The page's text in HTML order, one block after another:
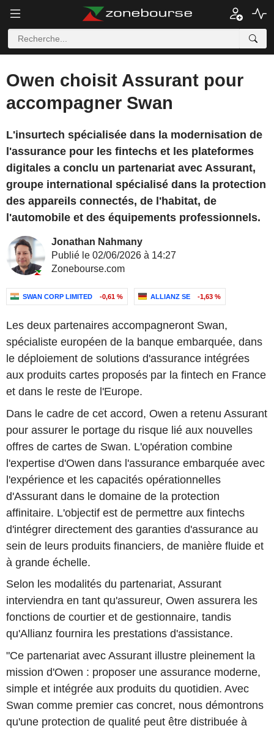
Owen choisit Assurant pour
accompagner Swan
L'insurtech spécialisée dans la modernisation de
l'assurance pour les fintechs et les plateformes
digitales a conclu un partenariat avec Assurant,
groupe international spécialisé dans la protection
des appareils connectés, de l'habitat, de
l'automobile et des équipements professionnels.
Jonathan Nahmany
Publié le 02/06/2026 à 14:27
Zonebourse.com
SWAN CORP LIMITED -0,61 % ALLIANZ SE -1,63 %
Les deux partenaires accompagneront Swan,
spécialiste européen de la banque embarquée, dans
le déploiement de solutions d'assurance intégrées
aux produits cartes proposés par la fintech en France
et dans le reste de l'Europe.
Dans le cadre de cet accord, Owen a retenu Assurant
pour assurer le portage du risque lié aux nouvelles
offres de cartes de Swan. L'opération combine
l'expertise d'Owen dans l'assurance embarquée avec
l'expérience et les capacités opérationnelles
d'Assurant dans le domaine de la protection
affinitaire. L'objectif est de permettre aux fintechs
d'intégrer directement des garanties d'assurance au
sein de leurs produits financiers, de manière fluide et
à grande échelle.
Selon les modalités du partenariat, Assurant
interviendra en tant qu'assureur, Owen assurera les
fonctions de courtier et de gestionnaire, tandis
qu'Allianz fournira les prestations d'assistance.
"Ce partenariat avec Assurant illustre pleinement la
mission d'Owen : proposer une assurance moderne,
simple et intégrée aux produits du quotidien. Avec
Swan comme premier cas concret, nous démontrons
qu'une protection de qualité peut être distribuée à